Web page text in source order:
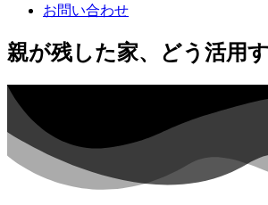
お問い合わせ
親が残した家、どう活用